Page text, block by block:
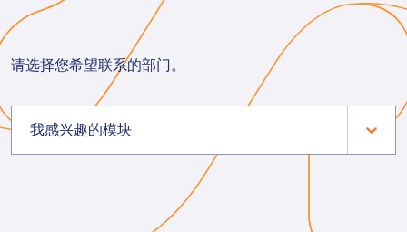
请选择您希望联系的部门。
我感兴趣的模块